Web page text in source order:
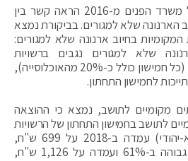
בנוסף נמצא כי מחקר של משרד הפנים מ-2016 הראה קשר בין
הארנונה שלא למגורים. בביקורת נמצא
המקומיות בחיוב ארנונה שלא למגורים:
שלא למגורים נגבים ברשויות
המשתייכות לחמישון העליון (כל חמישון כולל כ-20% מהאוכלוסייה),
מקומיים לתושב, נמצא כי ההוצאה
לתושב בחמישון התחתון של הרשויות
(רובן רשויות מהמגזר הלא-יהודי) עמדה ב-2018 על 699 ש"ח,
בחמישון השני היא הייתה גבוהה ב-61% ועמדה על 1,126 ש"ח,